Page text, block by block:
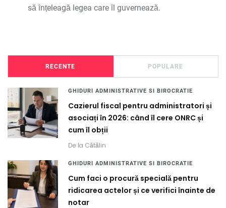
să înțeleagă legea care îl guvernează.
RECENTE POPULARE
GHIDURI ADMINISTRATIVE SI BIROCRATIE
Cazierul fiscal pentru administratori și
asociați în 2026: când îl cere ONRC și
cum îl obții
De la Cătălin
GHIDURI ADMINISTRATIVE SI BIROCRATIE
Cum faci o procură specială pentru
ridicarea actelor și ce verifici înainte de
notar